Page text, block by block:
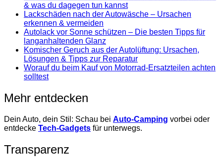
& was du dagegen tun kannst
Lackschäden nach der Autowäsche – Ursachen
erkennen & vermeiden
Autolack vor Sonne schützen – Die besten Tipps für
langanhaltenden Glanz
Komischer Geruch aus der Autolüftung: Ursachen,
Lösungen & Tipps zur Reparatur
Worauf du beim Kauf von Motorrad-Ersatzteilen achten
solltest
Mehr entdecken
Dein Auto, dein Stil: Schau bei Auto-Camping vorbei oder
entdecke Tech-Gadgets für unterwegs.
Transparenz